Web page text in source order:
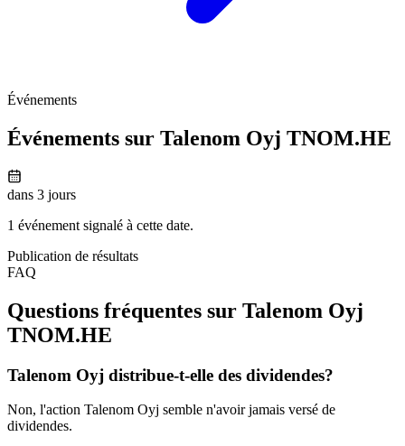
Événements
Événements sur Talenom Oyj TNOM.HE
dans 3 jours
1 événement signalé à cette date.
Publication de résultats
FAQ
Questions fréquentes sur Talenom Oyj
TNOM.HE
Talenom Oyj distribue-t-elle des dividendes?
Non, l'action Talenom Oyj semble n'avoir jamais versé de
dividendes.